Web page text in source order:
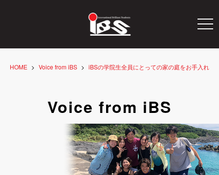
HOME Voice from iBS iBSの学院生全員にとっての家の庭をお手入れ
Voice from iBS